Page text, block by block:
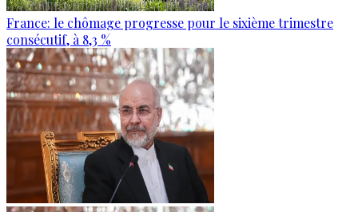
France: le chômage progresse pour le sixième trimestre
consécutif, à 8,3 %